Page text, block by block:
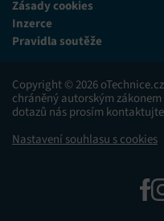
Zásady cookies
Inzerce
Pravidla soutěže
Copyright © 2026
chráněný autorským
dotazů nás prosím
Nastavení souhlasu s cookies